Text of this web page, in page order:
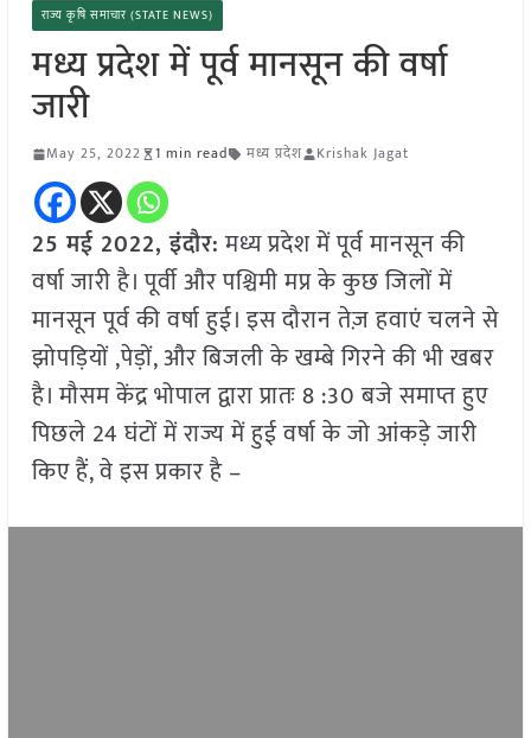
राज्य कृषि समाचार (STATE NEWS)
मध्य प्रदेश में पूर्व मानसून की वर्षा
जारी
May 25, 2022 1 min read मध्य प्रदेश Krishak Jagat
25 मई 2022, इंदौर:मध्य प्रदेश में पूर्व मानसून की
वर्षा जारी है। पूर्वी और पश्चिमी मप्र के कुछ जिलों में
मानसून पूर्व की वर्षा हुई। इस दौरान तेज़ हवाएं चलने से
झोपड़ियों ,पेड़ों, और बिजली के खम्बे गिरने की भी खबर
है। मौसम केंद्र भोपाल द्वारा प्रातः 8 :30 बजे समाप्त हुए
पिछले 24 घंटों में राज्य में हुई वर्षा के जो आंकड़े जारी
किए हैं, वे इस प्रकार है –